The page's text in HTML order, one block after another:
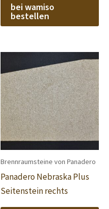
bei wamiso
bestellen
Brennraumsteine von Panadero
Panadero Nebraska Plus
Seitenstein rechts